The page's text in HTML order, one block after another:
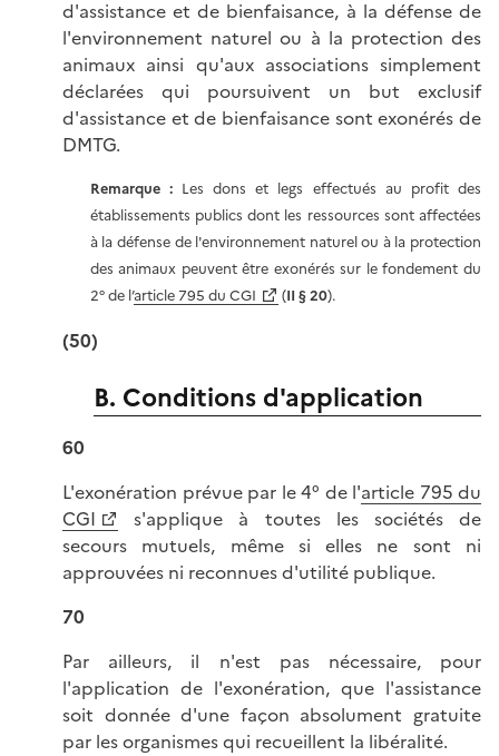
d'assistance et de bienfaisance, à la défense de
l'environnement naturel ou à la protection des
animaux ainsi qu'aux associations simplement
déclarées qui poursuivent un but exclusif
d'assistance et de bienfaisance sont exonérés de
DMTG.
Remarque :Les dons et legs effectués au profit des
établissements publics dont les ressources sont affectées
à la défense de l'environnement naturel ou à la protection
des animaux peuvent être exonérés sur le fondement du
2° de l’article 795 du CGI (II § 20).
(50)
B. Conditions d'application
60
L'exonération prévue par le 4° de l'article 795 du
CGI
s'applique à toutes les sociétés de
secours mutuels, même si elles ne sont ni
approuvées ni reconnues d'utilité publique.
70
Par ailleurs, il n'est pas nécessaire, pour
l'application de l'exonération, que l'assistance
soit donnée d'une façon absolument gratuite
par les organismes qui recueillent la libéralité.